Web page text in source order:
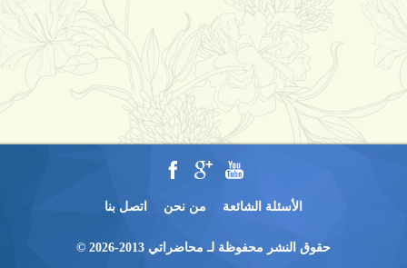
الأسئلة الشائعة من نحن اتصل بنا
حقوق النشر محفوظة لـ محاضراتي 2013-2026 ©